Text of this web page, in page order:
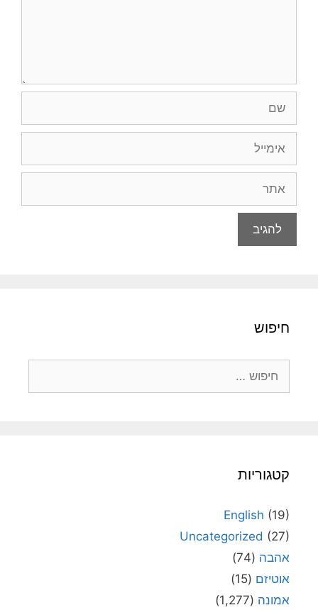
חיפוש
קטגוריות
English (19)
Uncategorized (27)
אהבה (74)
אוטיזם (15)
אמונה (1,277)